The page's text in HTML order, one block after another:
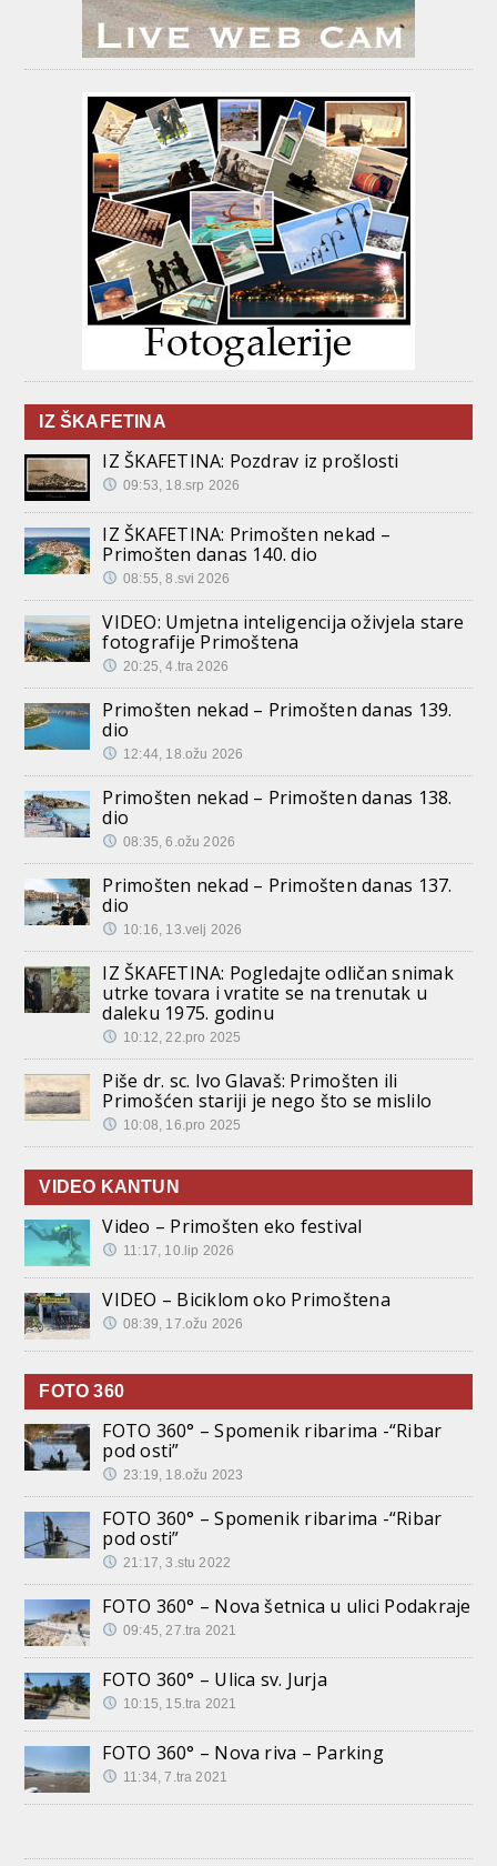
IZ ŠKAFETINA
IZ ŠKAFETINA: Pozdrav iz prošlosti
09:53, 18.srp 2026
IZ ŠKAFETINA: Primošten nekad –
Primošten danas 140. dio
08:55, 8.svi 2026
VIDEO: Umjetna inteligencija oživjela stare
fotografije Primoštena
20:25, 4.tra 2026
Primošten nekad – Primošten danas 139.
dio
12:44, 18.ožu 2026
Primošten nekad – Primošten danas 138.
dio
08:35, 6.ožu 2026
Primošten nekad – Primošten danas 137.
dio
10:16, 13.velj 2026
IZ ŠKAFETINA: Pogledajte odličan snimak
utrke tovara i vratite se na trenutak u
daleku 1975. godinu
10:12, 22.pro 2025
Piše dr. sc. Ivo Glavaš: Primošten ili
Primošćen stariji je nego što se mislilo
10:08, 16.pro 2025
VIDEO KANTUN
Video – Primošten eko festival
11:17, 10.lip 2026
VIDEO – Biciklom oko Primoštena
08:39, 17.ožu 2026
FOTO 360
FOTO 360° – Spomenik ribarima -“Ribar
pod osti”
23:19, 18.ožu 2023
FOTO 360° – Spomenik ribarima -“Ribar
pod osti”
21:17, 3.stu 2022
FOTO 360° – Nova šetnica u ulici Podakraje
09:45, 27.tra 2021
FOTO 360° – Ulica sv. Jurja
10:15, 15.tra 2021
FOTO 360° – Nova riva – Parking
11:34, 7.tra 2021